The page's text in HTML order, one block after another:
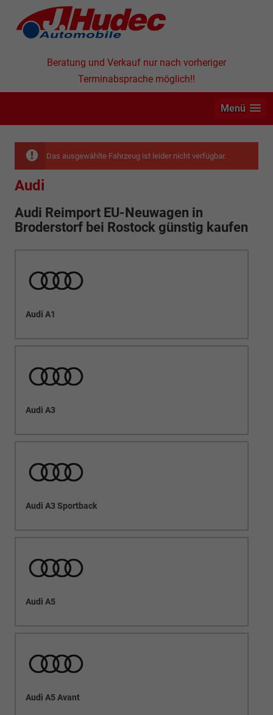
Beratung und Verkauf nur nach vorheriger
Terminabsprache möglich!!
Menü
Das ausgewählte Fahrzeug ist leider nicht verfügbar.
Audi
Audi Reimport EU-Neuwagen in
Broderstorf bei Rostock günstig kaufen
Audi A1
Audi A3
Audi A3 Sportback
Audi A5
Audi A5 Avant